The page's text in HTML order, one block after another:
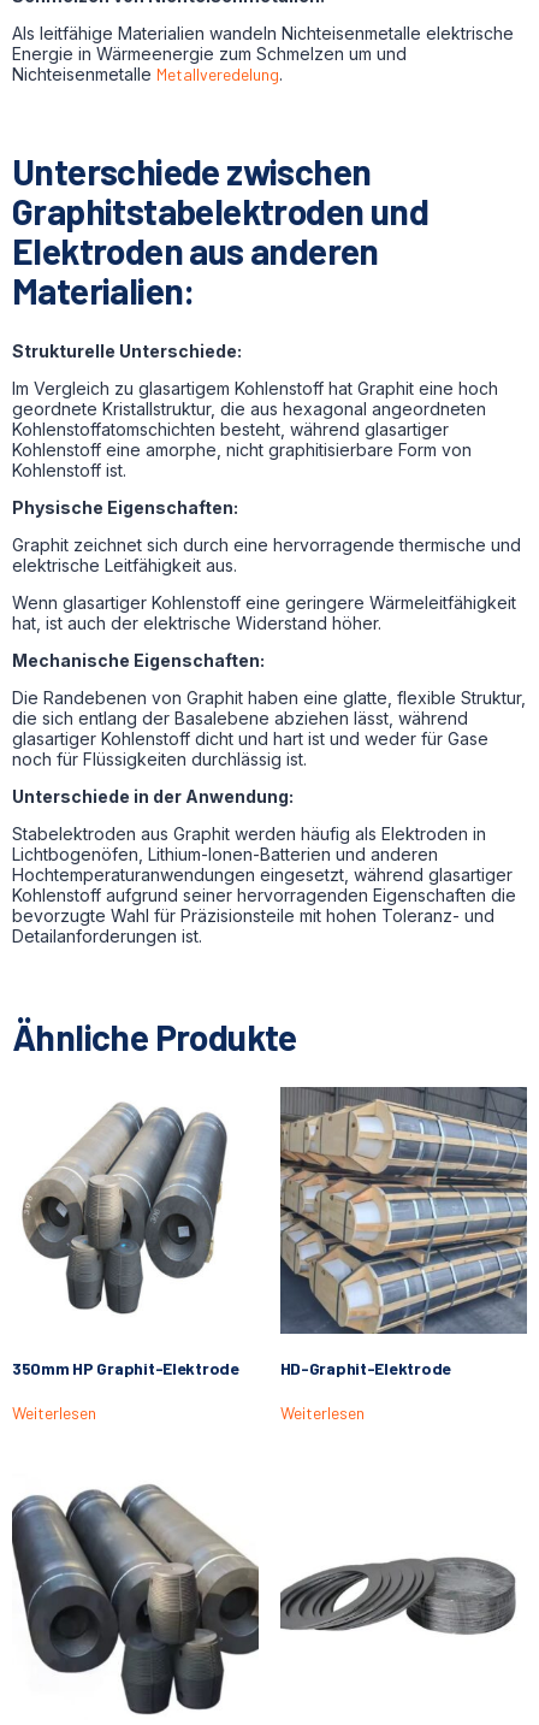
Als leitfähige Materialien wandeln Nichteisenmetalle elektrische
Energie in Wärmeenergie zum Schmelzen um und
Nichteisenmetalle Metallveredelung.
Unterschiede zwischen
Graphitstabelektroden und
Elektroden aus anderen
Materialien:
Strukturelle Unterschiede:
Im Vergleich zu glasartigem Kohlenstoff hat Graphit eine hoch
geordnete Kristallstruktur, die aus hexagonal angeordneten
Kohlenstoffatomschichten besteht, während glasartiger
Kohlenstoff eine amorphe, nicht graphitisierbare Form von
Kohlenstoff ist.
Physische Eigenschaften:
Graphit zeichnet sich durch eine hervorragende thermische und
elektrische Leitfähigkeit aus.
Wenn glasartiger Kohlenstoff eine geringere Wärmeleitfähigkeit
hat, ist auch der elektrische Widerstand höher.
Mechanische Eigenschaften:
Die Randebenen von Graphit haben eine glatte, flexible Struktur,
die sich entlang der Basalebene abziehen lässt, während
glasartiger Kohlenstoff dicht und hart ist und weder für Gase
noch für Flüssigkeiten durchlässig ist.
Unterschiede in der Anwendung:
Stabelektroden aus Graphit werden häufig als Elektroden in
Lichtbogenöfen, Lithium-Ionen-Batterien und anderen
Hochtemperaturanwendungen eingesetzt, während glasartiger
Kohlenstoff aufgrund seiner hervorragenden Eigenschaften die
bevorzugte Wahl für Präzisionsteile mit hohen Toleranz- und
Detailanforderungen ist.
Ähnliche Produkte
350mm HP Graphit-Elektrode
Weiterlesen
HD-Graphit-Elektrode
Weiterlesen